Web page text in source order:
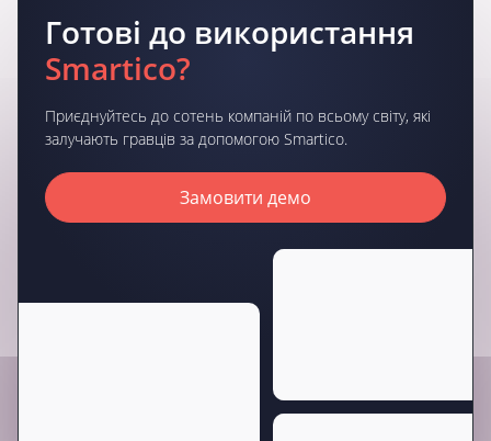
Готові до використання
Smartico?
Приєднуйтесь до сотень компаній по всьому світу, які
залучають гравців за допомогою Smartico.
Замовити демо